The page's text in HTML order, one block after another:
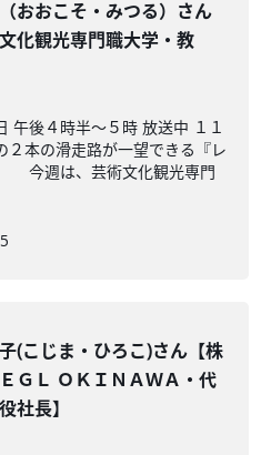
おおこそ・みつる）さん
文化観光専門職大学・教
午後４時半～５時 放送中 １１
２本の滑走路が一望できる『レ
週は、芸術文化観光専門
(こじま・ひろこ)さん【株
ＧＬ ＯＫＩＮＡＷＡ・代
社長】